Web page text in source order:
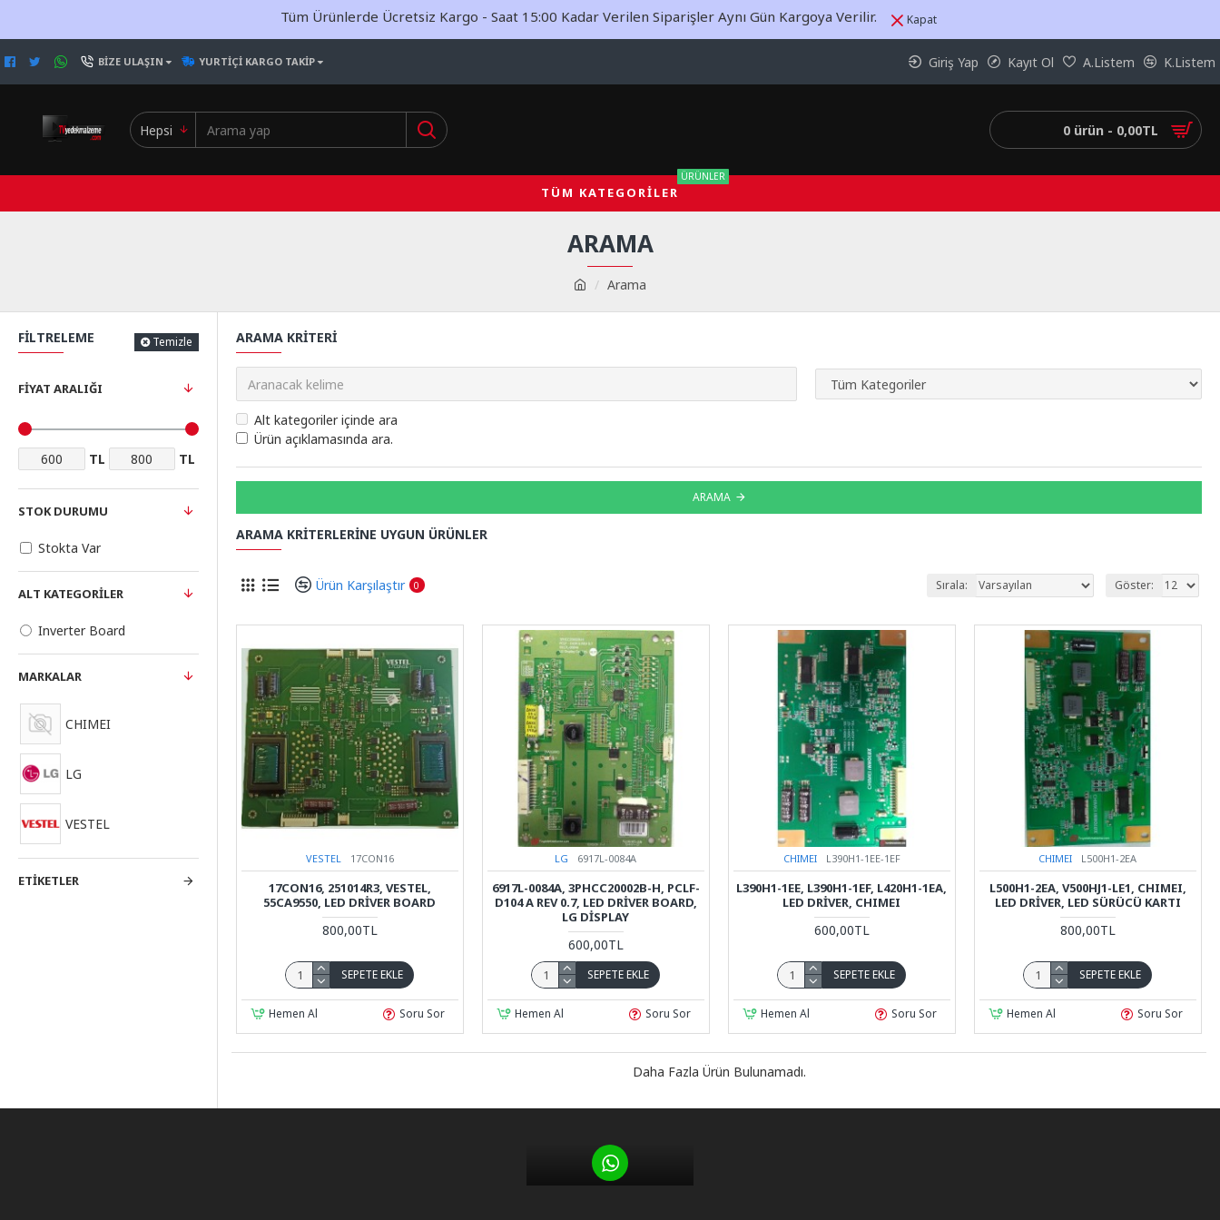
Tüm Ürünlerde Ücretsiz Kargo - Saat 15:00 Kadar Verilen Siparişler Aynı Gün Kargoya Verilir. Kapat
BIZE ULAŞIN YURTIÇI KARGO TAKIP Giriş Yap Kayıt Ol A.Listem K.Listem
Hepsi 0 ürün - 0,00TL
TÜM KATEGORILER
ÜRÜNLER
Arama
ARAMA
FILTRELEME Temizle
FIYAT ARALIĞI
TL TL
ALT KATEGORILER
Inverter Board
MARKALAR
CHIMEI
LG
VESTEL
ETIKETLER
STOK DURUMU
Stokta Var
ARAMA KRITERI
Alt kategoriler içinde ara
Ürün açıklamasında ara.
ARAMA
ARAMA KRITERLERINE UYGUN ÜRÜNLER
Ürün Karşılaştır 0 Sırala: Göster:
VESTEL 17CON16
17CON16, 251014R3, VESTEL,
55CA9550, LED DRIVER BOARD
800,00TL
SEPETE EKLE
Hemen Al Soru Sor
LG 6917L-0084A
6917L-0084A, 3PHCC20002B-H, PCLF-
D104 A REV 0.7, LED DRIVER BOARD,
LG DISPLAY
600,00TL
SEPETE EKLE
Hemen Al Soru Sor
CHIMEI L390H1-1EE-1EF
L390H1-1EE, L390H1-1EF, L420H1-1EA,
LED DRIVER, CHIMEI
600,00TL
SEPETE EKLE
Hemen Al Soru Sor
CHIMEI L500H1-2EA
L500H1-2EA, V500HJ1-LE1, CHIMEI,
LED DRIVER, LED SÜRÜCÜ KARTI
800,00TL
SEPETE EKLE
Hemen Al Soru Sor
Daha Fazla Ürün Bulunamadı.